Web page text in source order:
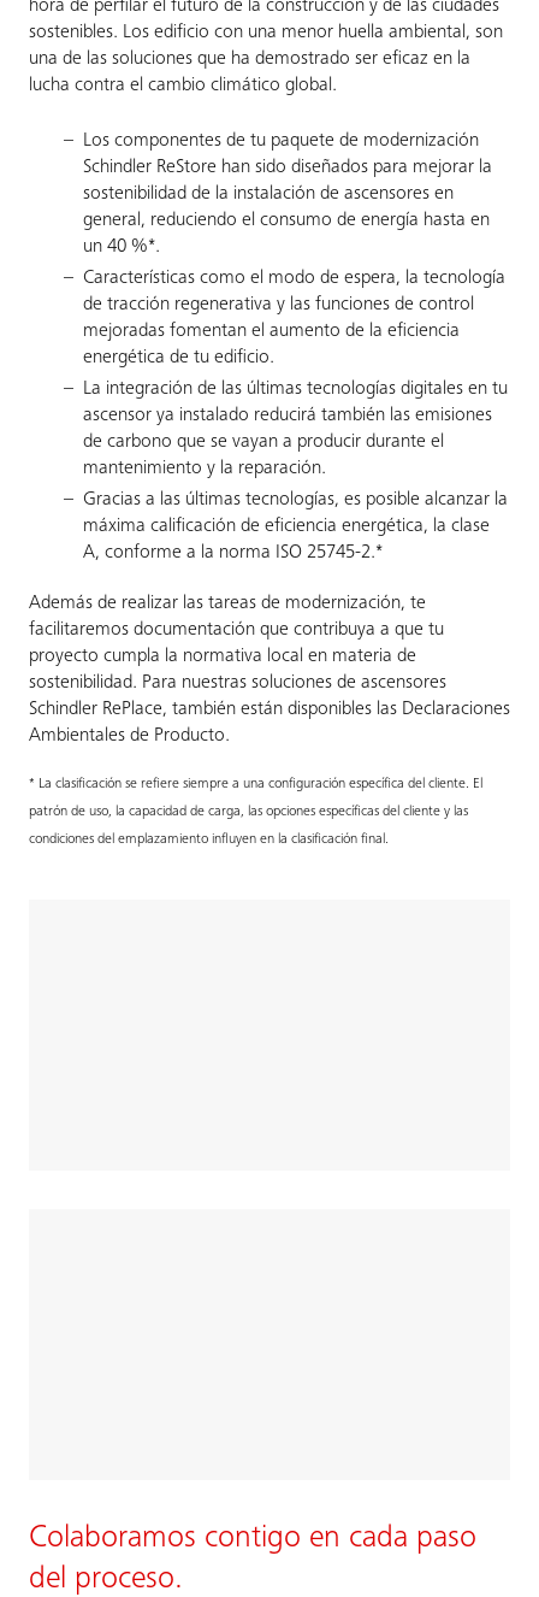
hora de perfilar el futuro de la construcción y de las ciudades
sostenibles. Los edificio con una menor huella ambiental, son
una de las soluciones que ha demostrado ser eficaz en la
lucha contra el cambio climático global.
Los componentes de tu paquete de modernización
Schindler ReStore han sido diseñados para mejorar la
sostenibilidad de la instalación de ascensores en
general, reduciendo el consumo de energía hasta en
un 40 %*.
Características como el modo de espera, la tecnología
de tracción regenerativa y las funciones de control
mejoradas fomentan el aumento de la eficiencia
energética de tu edificio.
La integración de las últimas tecnologías digitales en tu
ascensor ya instalado reducirá también las emisiones
de carbono que se vayan a producir durante el
mantenimiento y la reparación.
Gracias a las últimas tecnologías, es posible alcanzar la
máxima calificación de eficiencia energética, la clase
A, conforme a la norma ISO 25745-2.*
Además de realizar las tareas de modernización, te
facilitaremos documentación que contribuya a que tu
proyecto cumpla la normativa local en materia de
sostenibilidad. Para nuestras soluciones de ascensores
Schindler RePlace, también están disponibles las Declaraciones
Ambientales de Producto.
* La clasificación se refiere siempre a una configuración específica del cliente. El
patrón de uso, la capacidad de carga, las opciones específicas del cliente y las
condiciones del emplazamiento influyen en la clasificación final.
Colaboramos contigo en cada paso
del proceso.